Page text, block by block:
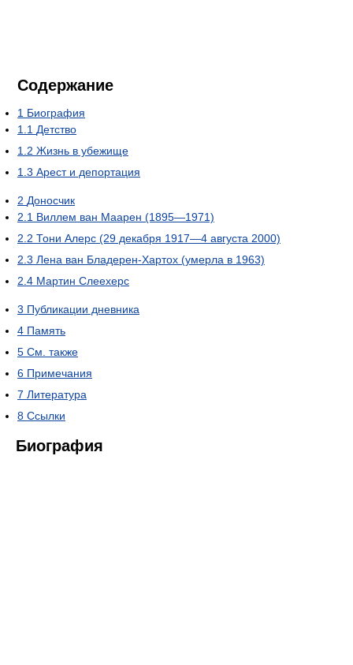
Содержание
1 Биография
1.1 Детство
1.2 Жизнь в убежище
1.3 Арест и депортация
2 Доносчик
2.1 Виллем ван Маарен (1895—1971)
2.2 Тони Алерс (29 декабря 1917—4 августа 2000)
2.3 Лена ван Бладерен-Хартох (умерла в 1963)
2.4 Мартин Слеехерс
3 Публикации дневника
4 Память
5 См. также
6 Примечания
7 Литература
8 Ссылки
Биография